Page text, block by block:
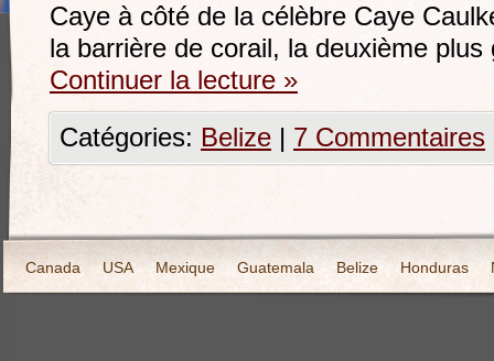
Caye à côté de la célèbre Caye
la barrière de corail, la deuxième
Continuer la lecture »
Catégories: Belize | 7 Commentaires
Canada USA Mexique Guatemala Belize Honduras